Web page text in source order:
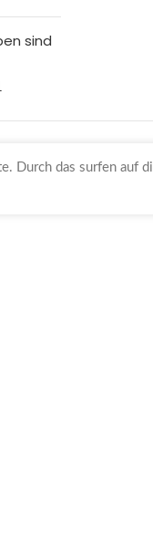
sind
Durch das surfen auf